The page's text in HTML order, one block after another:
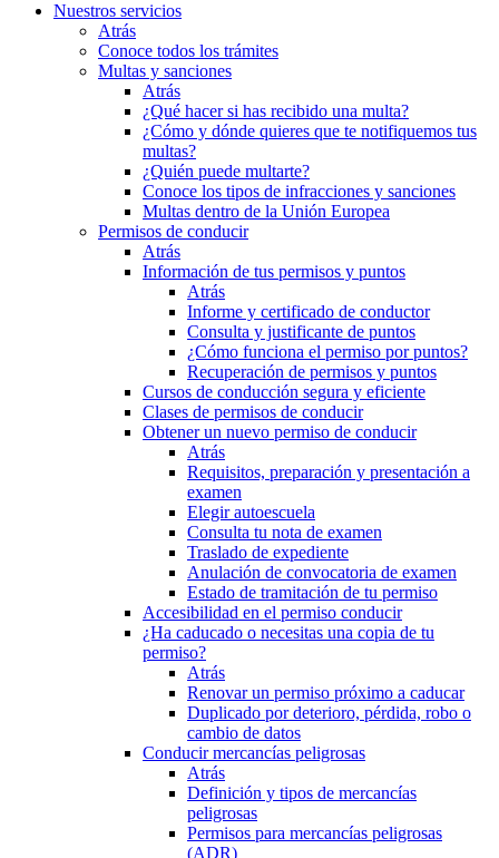
Nuestros servicios
Atrás
Conoce todos los trámites
Multas y sanciones
Atrás
¿Qué hacer si has recibido una multa?
¿Cómo y dónde quieres que te notifiquemos tus
multas?
¿Quién puede multarte?
Conoce los tipos de infracciones y sanciones
Multas dentro de la Unión Europea
Permisos de conducir
Atrás
Información de tus permisos y puntos
Atrás
Informe y certificado de conductor
Consulta y justificante de puntos
¿Cómo funciona el permiso por puntos?
Recuperación de permisos y puntos
Cursos de conducción segura y eficiente
Clases de permisos de conducir
Obtener un nuevo permiso de conducir
Atrás
Requisitos, preparación y presentación a
examen
Elegir autoescuela
Consulta tu nota de examen
Traslado de expediente
Anulación de convocatoria de examen
Estado de tramitación de tu permiso
Accesibilidad en el permiso conducir
¿Ha caducado o necesitas una copia de tu
permiso?
Atrás
Renovar un permiso próximo a caducar
Duplicado por deterioro, pérdida, robo o
cambio de datos
Conducir mercancías peligrosas
Atrás
Definición y tipos de mercancías
peligrosas
Permisos para mercancías peligrosas
(ADR)